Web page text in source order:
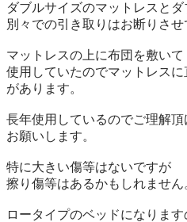
ダブルサイズのマットレスとダ
別々での引き取りはお断りさせ
マットレスの上に布団を敷いて
使用していたのでマットレス
があります。
長年使用しているのでご理解頂
お願いします。
特に大きい傷等はないですが
擦り傷等はあるかもしれません
ロータイプのベッドになります